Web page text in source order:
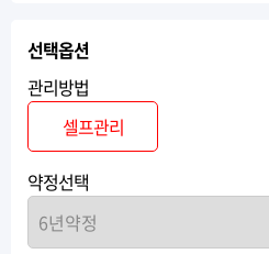
선택옵션
관리방법
셀프관리
약정선택